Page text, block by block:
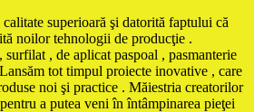
superioară şi datorită faptului că
noilor tehnologii de producţie .
, de aplicat paspoal , pasmanterie
tot timpul proiecte inovative , care
noi şi practice . Măiestria creatorilor
a putea veni în întâmpinarea pieţei